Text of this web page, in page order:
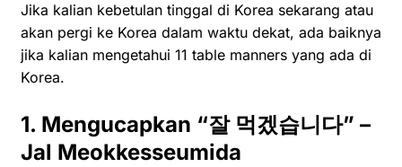
Jika kalian kebetulan tinggal di Korea sekarang atau
akan pergi ke Korea dalam waktu dekat, ada baiknya
jika kalian mengetahui 11 table manners yang ada di
Korea.
1. Mengucapkan “잘 먹겠습니다” –
Jal Meokkesseumida